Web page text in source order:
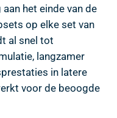
het einde van de
op elke set van
al snel tot
langzamer
in latere
voor de beoogde